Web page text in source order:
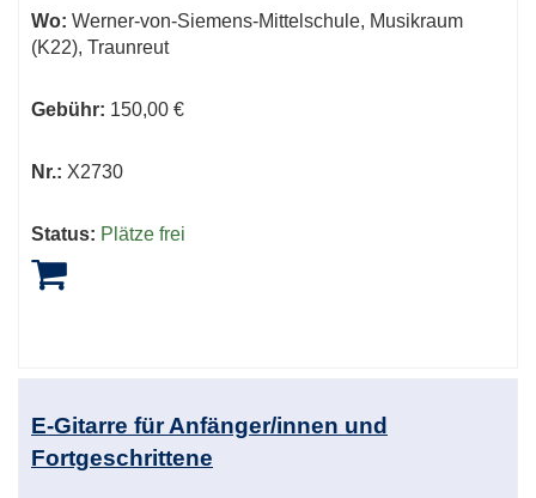
Wo: Werner-von-Siemens-Mittelschule, Musikraum
(K22), Traunreut
Gebühr: 150,00 €
Nr.: X2730
Status: Plätze frei
E-Gitarre für Anfänger/innen und
Fortgeschrittene